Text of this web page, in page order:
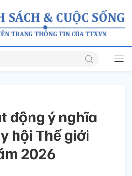
động ý nghĩa
hội Thế giới
2026